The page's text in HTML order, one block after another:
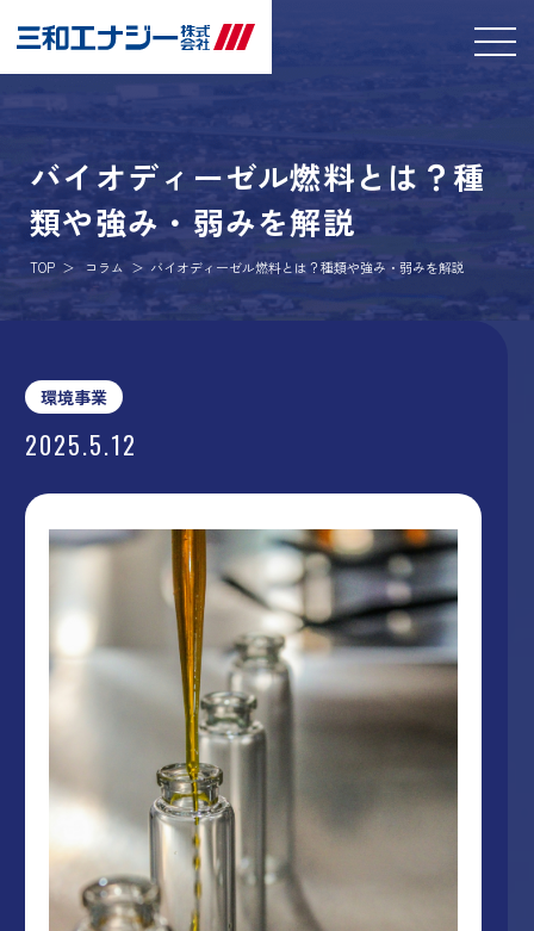
バイオディーゼル燃料とは？種
類や強み・弱みを解説
TOP コラム バイオディーゼル燃料とは？種類や強み・弱みを解説
環境事業
2025.5.12